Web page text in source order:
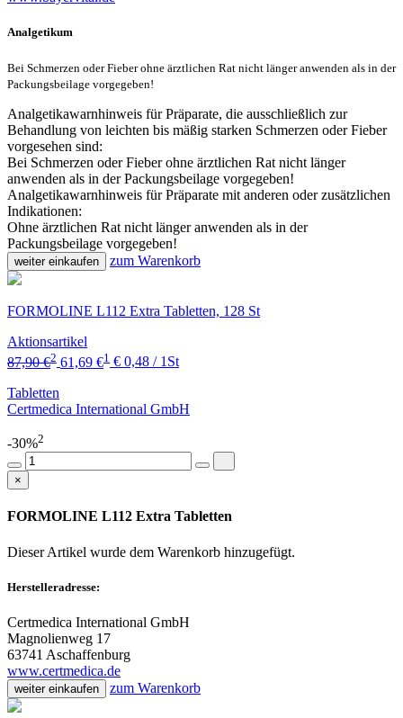
Analgetikum
Bei Schmerzen oder Fieber ohne ärztlichen Rat nicht länger anwenden als in der
Packungsbeilage vorgegeben!
Analgetikawarnhinweis für Präparate, die ausschließlich zur
Behandlung von leichten bis mäßig starken Schmerzen oder Fieber
vorgesehen sind:
Bei Schmerzen oder Fieber ohne ärztlichen Rat nicht länger
anwenden als in der Packungsbeilage vorgegeben!
Analgetikawarnhinweis für Präparate mit anderen oder zusätzlichen
Indikationen:
Ohne ärztlichen Rat nicht länger anwenden als in der
Packungsbeilage vorgegeben!
weiter einkaufen zum Warenkorb
FORMOLINE L112 Extra Tabletten, 128 St
Aktionsartikel
87,90 €2 61,69 €1 € 0,48 / 1St
Tabletten
Certmedica International GmbH
-30%2
×
FORMOLINE L112 Extra Tabletten
Dieser Artikel wurde dem Warenkorb hinzugefügt.
Herstelleradresse:
Certmedica International GmbH
Magnolienweg 17
63741 Aschaffenburg
www.certmedica.de
weiter einkaufen zum Warenkorb